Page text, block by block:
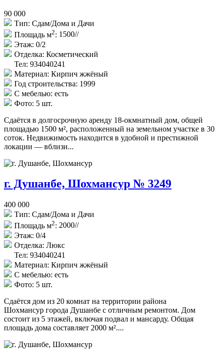
90 000
Тип: Сдам/Дома и Дачи
Площадь м2: 1500//
Этаж: 0/2
Отделка: Косметический
Тел: 934040241
Материал: Кирпич жжёный
Год строительства: 1999
С мебелью: есть
Фото: 5 шт.
Сдаётся в долгосрочную аренду 18-окмнатный дом, общей
площадью 1500 м², расположенный на земельном участке в 30
соток. Недвижимость находится в удобной и престижной
локации — вблизи...
г. Душанбе, Шохмансур № 3249
400 000
Тип: Сдам/Дома и Дачи
Площадь м2: 2000//
Этаж: 0/4
Отделка: Люкс
Тел: 934040241
Материал: Кирпич жжёный
С мебелью: есть
Фото: 5 шт.
Сдаётся дом из 20 комнат на территории района
Шохмансур города Душанбе с отличным ремонтом. Дом
состоит из 5 этажей, включая подвал и мансарду. Общая
площадь дома составляет 2000 м²....